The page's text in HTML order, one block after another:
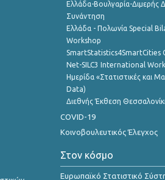
Ελλάδα-Βουλγαρία-Διμερής
Συνάντηση
Ελλάδα - Πολωνία Special
Workshop
SmartStatistics4SmartCities
Net-SILC3 International
Ημερίδα «Στατιστικές και
Data)
Διεθνής Έκθεση
COVID-19
Κοινοβουλευτικός Έλεγχος
Στον κόσμο
Ευρωπαϊκό Στατιστικό